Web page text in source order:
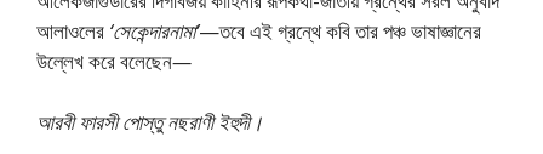
আলাওলের ‘সেকেন্দারনামা’—তবে এই গ্রন্থে কবি তার পঞ্চ ভাষাজ্ঞানের
উল্লেখ করে বলেছেন—
আরবী ফারসী পােস্তু নছরাণী ইহুদী।